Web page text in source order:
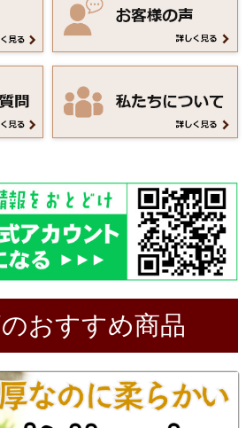
おすすめ商品